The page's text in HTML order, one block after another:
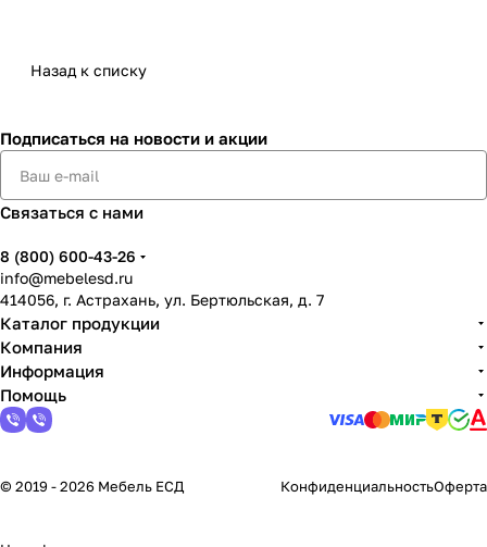
Назад к списку
Подписаться на новости и акции
Связаться с нами
8 (800) 600-43-26
info@mebelesd.ru
414056, г. Астрахань, ул. Бертюльская, д. 7
Каталог продукции
Компания
Информация
Помощь
© 2019 - 2026 Мебель ЕСД КонфиденциальностьОферта